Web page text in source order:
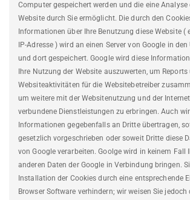
Computer gespeichert werden und die eine Analyse
Website durch Sie ermöglicht. Die durch den
Informationen über Ihre Benutzung diese Website (
IP-Adresse ) wird an einen Server von Google in
und dort gespeichert. Google wird diese
Ihre Nutzung der Website auszuwerten, um Reports
Websiteaktivitäten für die Websitebetreiber
um weitere mit der Websitenutzung und der
verbundene Dienstleistungen zu erbringen. Auch
Informationen gegebenfalls an Dritte übertragen,
gesetzlich vorgeschrieben oder soweit Dritte diese
von Google verarbeiten. Goolge wird in keinem Fall
anderen Daten der Google in Verbindung bringen.
Installation der Cookies durch eine entsprechende
Browser Software verhindern; wir weisen Sie